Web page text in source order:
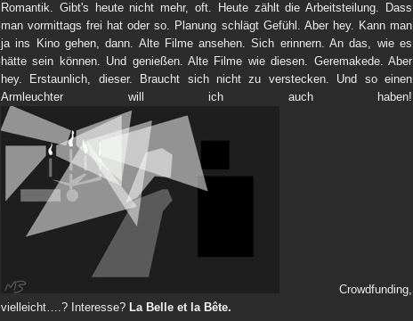
Romantik. Gibt's heute nicht mehr, oft. Heute zählt die Arbeitsteilung. Dass
man vormittags frei hat oder so. Planung schlägt Gefühl. Aber hey. Kann man
ja ins Kino gehen, dann. Alte Filme ansehen. Sich erinnern. An das, wie es
hätte sein können. Und genießen. Alte Filme wie diesen. Geremakede. Aber
hey. Erstaunlich, dieser. Braucht sich nicht zu verstecken. Und so einen
Armleuchter will ich auch haben!
Crowdfunding,
vielleicht….? Interesse? La Belle et la Bête.